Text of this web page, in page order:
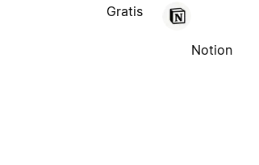
Gratis
Notion